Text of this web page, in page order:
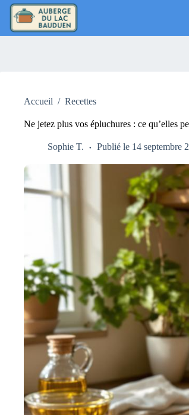
Passer
contenu
Accueil / Recettes
Ne jetez plus vos épluchures : ce qu’elles
Sophie T. Publié le 14 septembre